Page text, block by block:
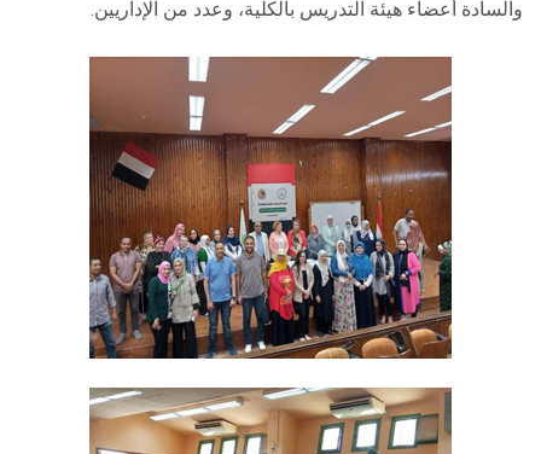
والسادة أعضاء هيئة التدريس بالكلية، وعدد من الإداريين.